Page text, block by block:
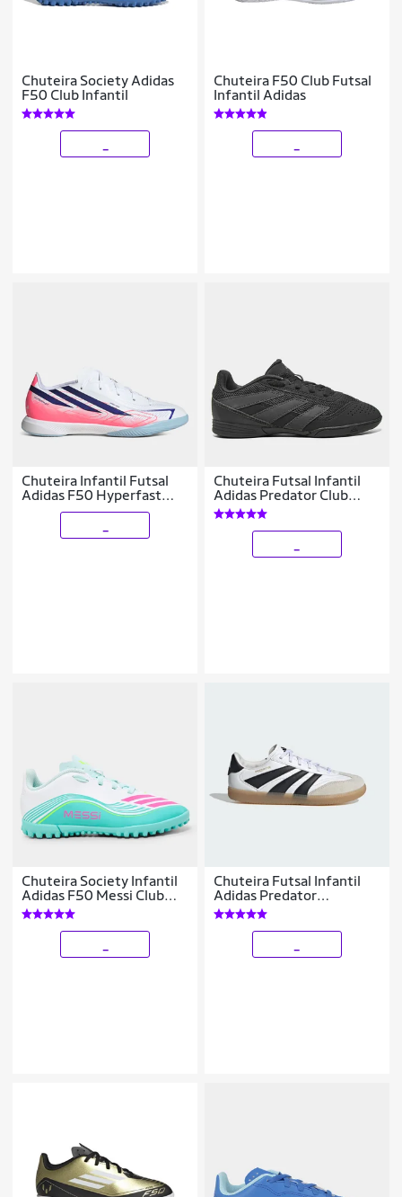
Chuteira Society Adidas
F50 Club Infantil
Chuteira F50 Club Futsal
Infantil Adidas
Chuteira Infantil Futsal
Adidas F50 Hyperfast
League
Chuteira Futsal Infantil
Adidas Predator Club
Unissex
Chuteira Society Infantil
Adidas F50 Messi Club
Unissex
Chuteira Futsal Infantil
Adidas Predator
Freestyle